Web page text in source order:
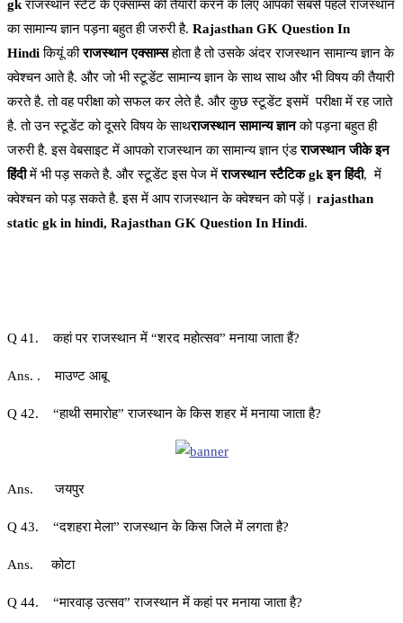
gkराजस्थान स्टेट के एक्साम्स की तैयारी करने के लिए आपको सबसे पहले राजस्थान
का सामान्य ज्ञान पड़ना बहुत ही जरुरी है. Rajasthan GK Question In
Hindiकियूं कीराजस्थान एक्साम्सहोता है तो उसके अंदर राजस्थान सामान्य ज्ञान के
क्वेश्चन आते है. और जो भी स्टूडेंट सामान्य ज्ञान के साथ साथ और भी विषय की तैयारी
करते है. तो वह परीक्षा को सफल कर लेते है. और कुछ स्टूडेंट इसमें परीक्षा में रह जाते
है. तो उन स्टूडेंट को दूसरे विषय के साथराजस्थान सामान्य ज्ञानको पड़ना बहुत ही
जरुरी है. इस वेबसाइट में आपको राजस्थान का सामान्य ज्ञान एंडराजस्थान जीके इन
हिंदीमें भी पड़ सकते है. और स्टूडेंट इस पेज मेंराजस्थान स्टैटिक gk इन हिंदी, में
क्वेश्चन को पड़ सकते है. इस में आप राजस्थान के क्वेश्चन को पड़ें। rajasthan
static gk in hindi, Rajasthan GK Question In Hindi.
Q 41. कहां पर राजस्थान में “शरद महोत्सव” मनाया जाता हैं?
Ans. . माउण्ट आबू
Q 42. “हाथी समारोह” राजस्थान के किस शहर में मनाया जाता है?
Ans. जयपुर
Q 43. “दशहरा मेला” राजस्थान के किस जिले में लगता है?
Ans. कोटा
Q 44. “मारवाड़ उत्सव” राजस्थान में कहां पर मनाया जाता है?